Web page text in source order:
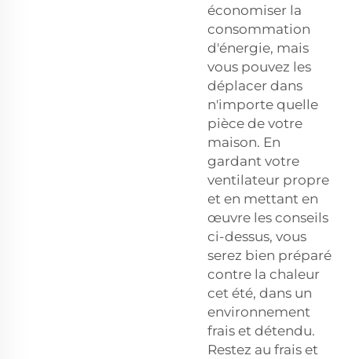
économiser la
consommation
d'énergie, mais
vous pouvez les
déplacer dans
n'importe quelle
pièce de votre
maison. En
gardant votre
ventilateur propre
et en mettant en
œuvre les conseils
ci-dessus, vous
serez bien préparé
contre la chaleur
cet été, dans un
environnement
frais et détendu.
Restez au frais et